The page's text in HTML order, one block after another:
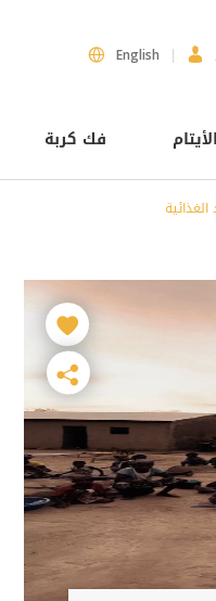
English
فك كربة